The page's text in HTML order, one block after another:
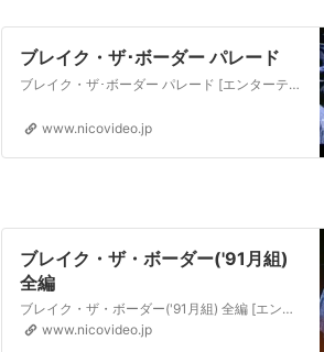
ブレイク・ザ･ボーダー パレード
ブレイク・ザ･ボーダー パレード [エンターテイメント] ご要望がありましたのでUPします。
www.nicovideo.jp
ブレイク・ザ・ボーダー('91月組)
全編
ブレイク・ザ・ボーダー('91月組) 全編 [エンターテイメント] ・
www.nicovideo.jp